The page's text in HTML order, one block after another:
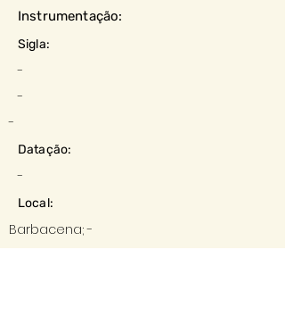
Instrumentação:
Sigla:
-
-
-
Datação:
-
Local:
Barbacena; -